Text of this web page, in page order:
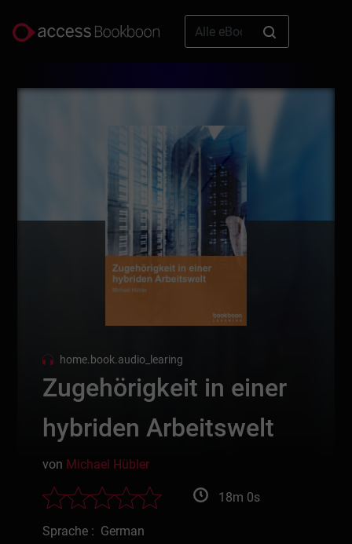
home.book.audio_learing
Zugehörigkeit in einer
hybriden Arbeitswelt
von Michael Hübler
18m 0s
Sprache : German